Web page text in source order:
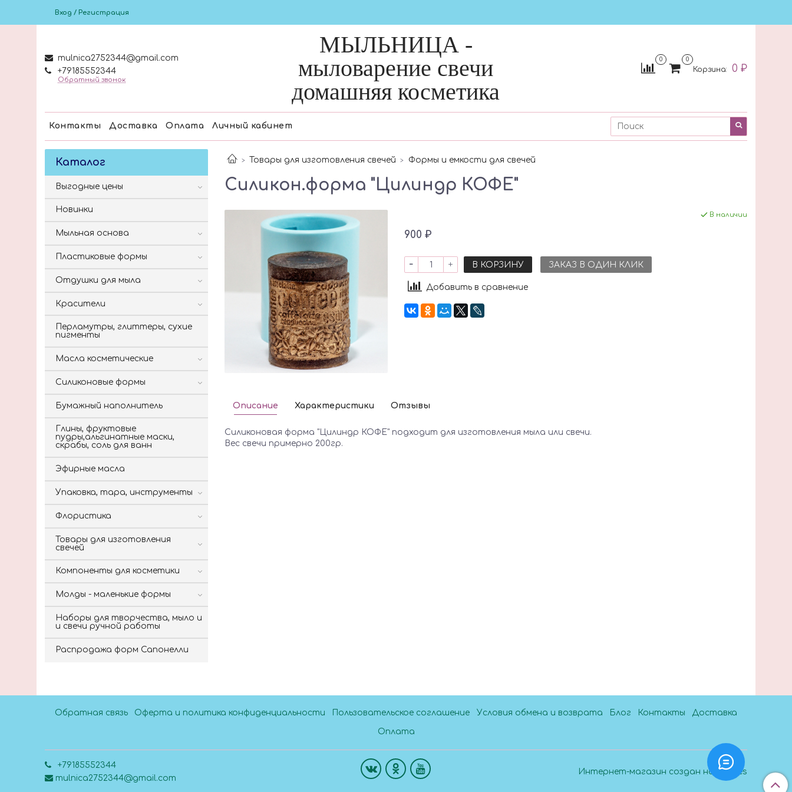
Вход / Регистрация
mulnica2752344@gmail.com
+79185552344
Обратный звонок
МЫЛЬНИЦА -
мыловарение свечи
домашняя косметика
0 0
Корзина: 0 ₽
Контакты Доставка Оплата Личный кабинет
Товары для изготовления свечей Формы и емкости для свечей
Силикон.форма "Цилиндр КОФЕ"
В наличии
900 ₽
В КОРЗИНУ ЗАКАЗ В ОДИН КЛИК
Добавить в сравнение
Описание
Силиконовая форма "Цилиндр КОФЕ" подходит для изготовления мыла или свечи.
Вес свечи примерно 200гр.
Характеристики Отзывы
Каталог
Выгодные цены
Новинки
Мыльная основа
Пластиковые формы
Отдушки для мыла
Красители
Перламутры, глиттеры, сухие
пигменты
Масла косметические
Силиконовые формы
Бумажный наполнитель
Глины, фруктовые
пудры,альгинатные маски,
скрабы, соль для ванн
Эфирные масла
Упаковка, тара, инструменты
Флористика
Товары для изготовления
свечей
Компоненты для косметики
Молды - маленькие формы
Наборы для творчества, мыло и
и свечи ручной работы
Распродажа форм Сапонелли
Обратная связь Оферта и политика конфиденциальности Пользовательское соглашение Условия обмена и возврата Блог Контакты Доставка
Оплата
+79185552344
mulnica2752344@gmail.com
Интернет-магазин создан на InSales